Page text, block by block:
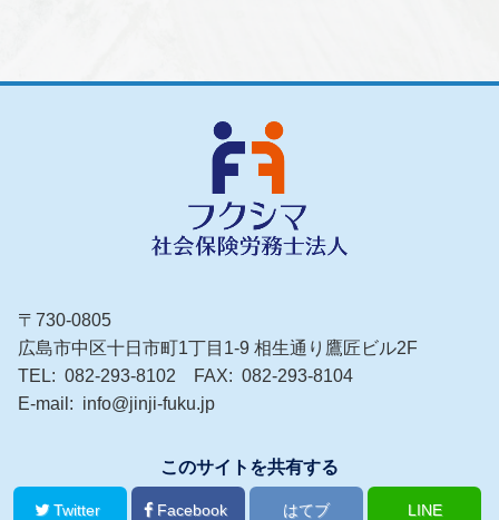
〒730-0805
広島市中区十日市町1丁目1-9 相生通り鷹匠ビル2F
TEL
082-293-8102 FAX
082-293-8104
E-mail
info@jinji-fuku.jp
このサイトを共有する
Twitter Facebook はてブ LINE